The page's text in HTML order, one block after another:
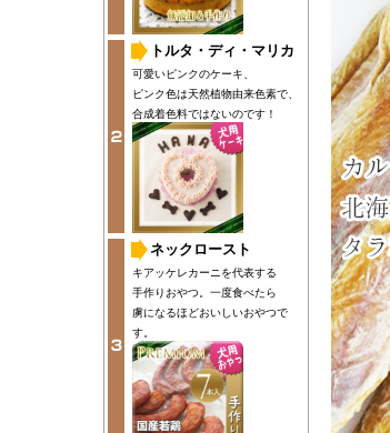
トルタ・ディ・マリカ
可愛いピンクのケーキ、
ピンク色は天然植物由来色素で、
合成着色料ではないのです！
ネックロースト
キアッケレカーニを代表する
手作りおやつ。一度食べたら
虜になるほどおいしいおやつで
す。